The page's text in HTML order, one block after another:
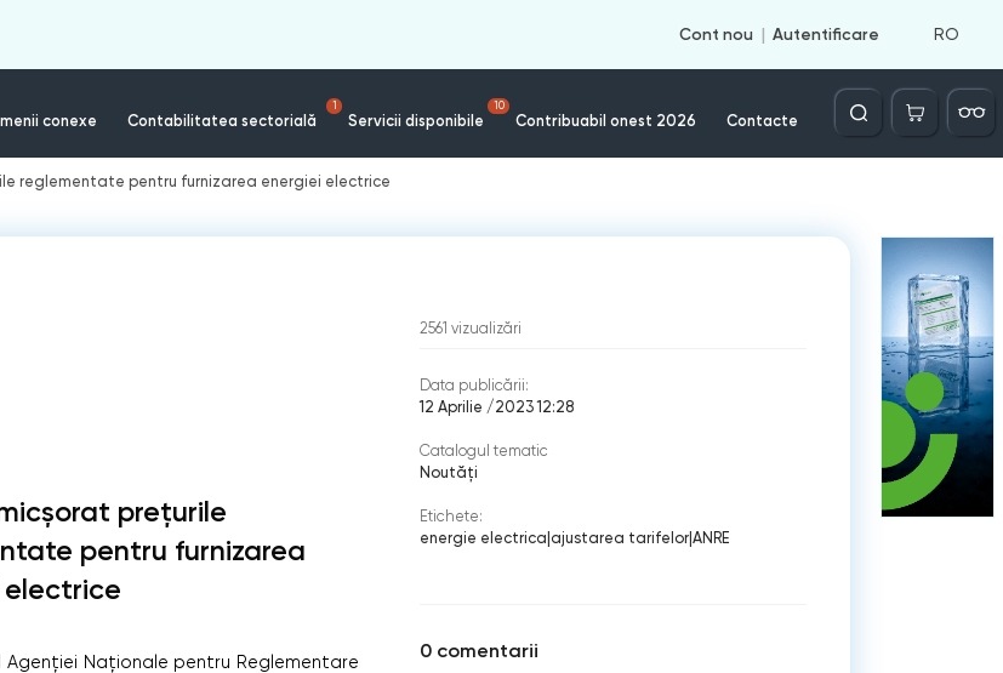
Cont nou Autentificare RO
conexe Contabilitatea sectorială
1
Servicii disponibile
10
Contribuabil onest 2026 Contacte
Căutare
reglementate pentru furnizarea energiei electrice
prețurile
pentru furnizarea
Agenției Naționale pentru Reglementare
2561 vizualizări
Data publicării:
12 Aprilie /2023 12:28
Catalogul tematic
Noutăți
Etichete:
energie electrica ajustarea tarifelor| ANRE
0 comentarii